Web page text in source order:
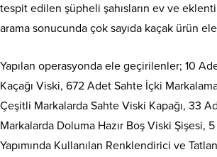
tespit edilen şüpheli şahısların ev ve
arama sonucunda çok sayıda kaçak ürün
Yapılan operasyonda ele geçirilenler; 10
Kaçağı Viski, 672 Adet Sahte İçki
Çeşitli Markalarda Sahte Viski Kapağı, 33
Markalarda Doluma Hazır Boş Viski Şişesi,
Yapımında Kullanılan Renklendirici ve